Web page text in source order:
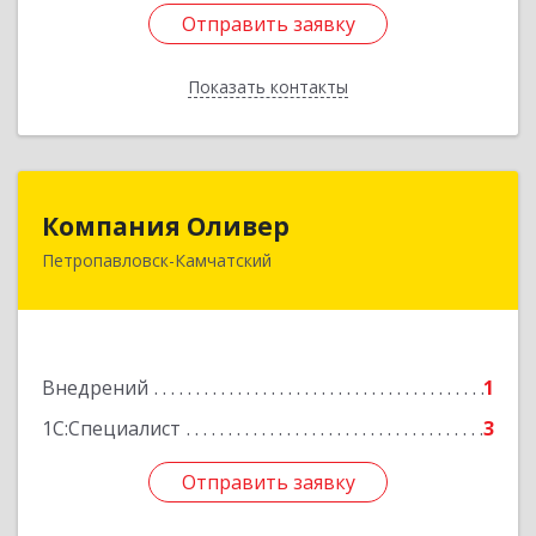
Отправить заявку
Показать контакты
Отправить заявку
Назад
Компания Оливер
Петропавловск-Камчатский
Внедрений
1
1С:Специалист
3
Отправить заявку
683002, Камчатский край, Петропавловск-
Отправить заявку